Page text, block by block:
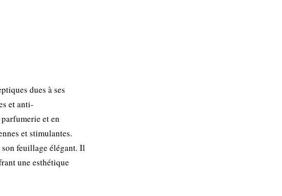
dues à ses
et anti-
et en
et stimulantes.
son feuillage élégant. Il
une esthétique